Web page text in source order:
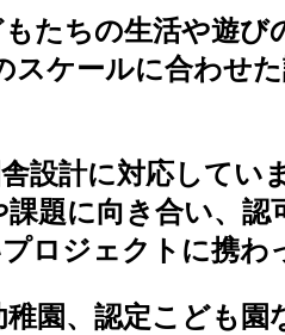
たちの生活や遊び
ケールに合わせ
設計に対応してい
題に向き合い、認
ロジェクトに携わ
園、認定こども園